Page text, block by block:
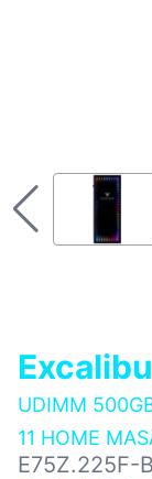
UDIMM
11 HOME
E75Z.225F-